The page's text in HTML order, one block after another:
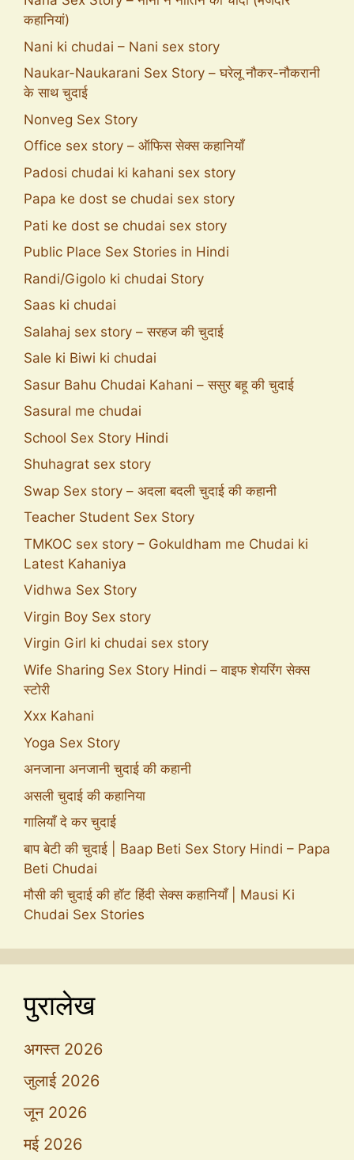
कहानियां)
Nani ki chudai – Nani sex story
Naukar-Naukarani Sex Story – घरेलू नौकर-नौकरानी
के साथ चुदाई
Nonveg Sex Story
Office sex story – ऑफिस सेक्स कहानियाँ
Padosi chudai ki kahani sex story
Papa ke dost se chudai sex story
Pati ke dost se chudai sex story
Public Place Sex Stories in Hindi
Randi/Gigolo ki chudai Story
Saas ki chudai
Salahaj sex story – सरहज की चुदाई
Sale ki Biwi ki chudai
Sasur Bahu Chudai Kahani – ससुर बहू की चुदाई
Sasural me chudai
School Sex Story Hindi
Shuhagrat sex story
Swap Sex story – अदला बदली चुदाई की कहानी
Teacher Student Sex Story
TMKOC sex story – Gokuldham me Chudai ki
Latest Kahaniya
Vidhwa Sex Story
Virgin Boy Sex story
Virgin Girl ki chudai sex story
Wife Sharing Sex Story Hindi – वाइफ शेयरिंग सेक्स
स्टोरी
Xxx Kahani
Yoga Sex Story
अनजाना अनजानी चुदाई की कहानी
असली चुदाई की कहानिया
गालियाँ दे कर चुदाई
बाप बेटी की चुदाई | Baap Beti Sex Story Hindi – Papa
Beti Chudai
मौसी की चुदाई की हॉट हिंदी सेक्स कहानियाँ | Mausi Ki
Chudai Sex Stories
पुरालेख
अगस्त 2026
जुलाई 2026
जून 2026
मई 2026